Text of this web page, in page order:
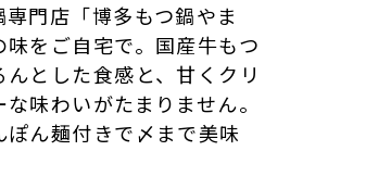
専門店「博多もつ鍋やま
味をご自宅で。国産牛もつ
んとした食感と、甘くクリ
な味わいがたまりません。
ぽん麺付きで〆まで美味